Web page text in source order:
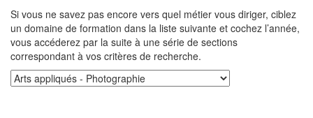
Si vous ne savez pas encore vers quel métier vous diriger, ciblez
un domaine de formation dans la liste suivante et cochez l’année,
vous accéderez par la suite à une série de sections
correspondant à vos critères de recherche.